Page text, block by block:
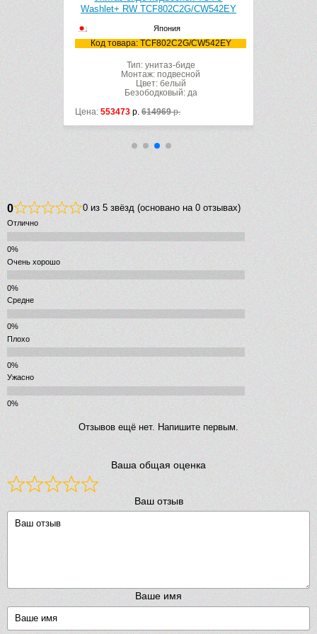
Washlet+ RW TCF802C2G/CW542EY
Япония
Код товара: TCF802C2G/CW542EY
Тип: унитаз-биде
Монтаж: подвесной
Цвет: белый
Безободковый: да
Цена: 553473 р. 614969р.
0 0 из 5 звёзд (основано на 0 отзывах)
Отлично
Очень хорошо
Средне
Плохо
Ужасно
Отзывов ещё нет. Напишите первым.
Ваша общая оценка
Ваш отзыв
Ваше имя